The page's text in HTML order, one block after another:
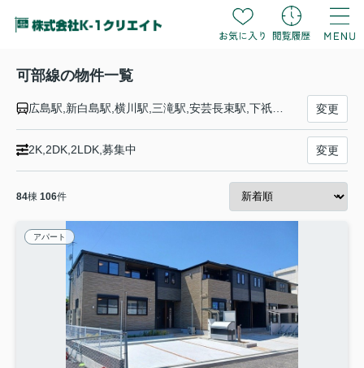
可部線の物件一覧
広島駅,新白島駅,横川駅,三滝駅,安芸長束駅,下祇園駅,古市橋駅,大町駅,緑井駅,七軒茶屋駅,梅林駅,上八木駅,中島駅,可部駅,河戸帆待川駅,あき亀山駅 変更
2K,2DK,2LDK,募集中 変更
84棟 106件
アパート